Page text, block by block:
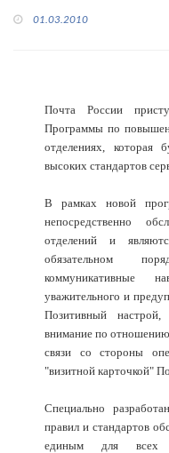
01.03.2010
Почта России
Программы по
отделениях, которая
высоких стандартов
В рамках новой
непосредственно
отделений и
обязательном
коммуникативные
уважительного и
Позитивный настрой,
внимание по отношению
связи со стороны
"визитной карточкой"
Специально
правил и стандартов
единым для всех